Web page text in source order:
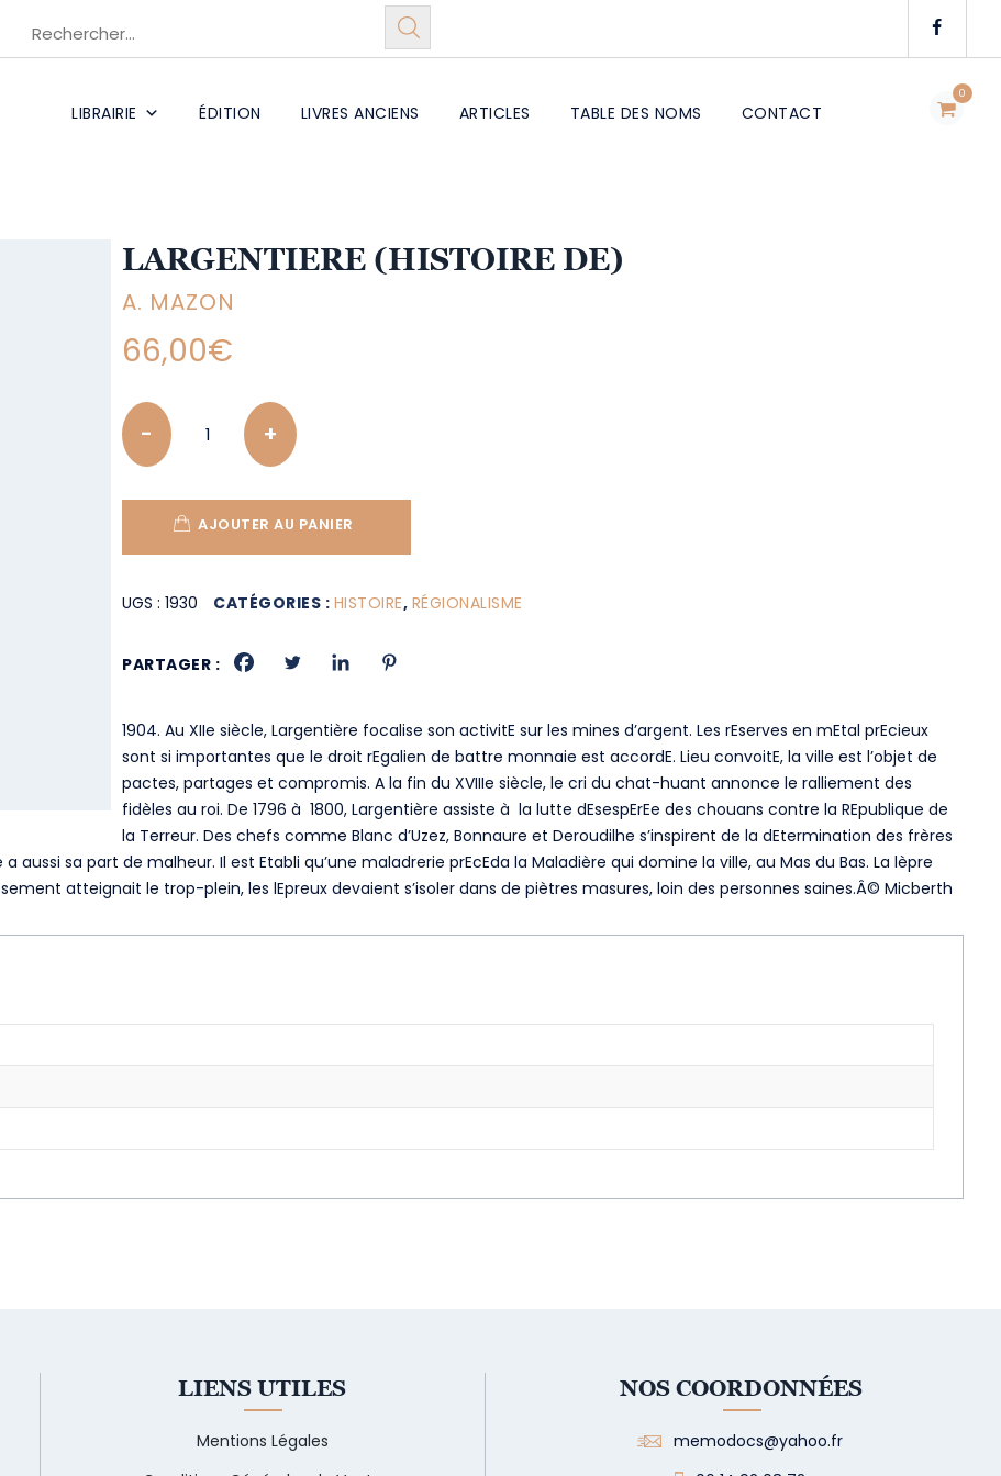
0
LIBRAIRIE ÉDITION LIVRES ANCIENS ARTICLES TABLE DES NOMS CONTACT
LARGENTIERE (HISTOIRE DE)
A. MAZON
66,00€
Quantity
AJOUTER AU PANIER
UGS :1930 CATÉGORIES : HISTOIRE, RÉGIONALISME
PARTAGER :
1904. Au XIIe siècle, Largentière focalise son activitE sur les mines d’argent. Les rEserves en mEtal prEcieux
sont si importantes que le droit rEgalien de battre monnaie est accordE. Lieu convoitE, la ville est l’objet de
pactes, partages et compromis. A la fin du XVIIIe siècle, le cri du chat-huant annonce le ralliement des
fidèles au roi. De 1796 à 1800, Largentière assiste à la lutte dEsespErEe des chouans contre la REpublique de
la Terreur. Des chefs comme Blanc d’Uzez, Bonnaure et Deroudilhe s’inspirent de la dEtermination des frères
sa part de malheur. Il est Etabli qu’une maladrerie prEcEda la Maladière qui domine la ville, au Mas du Bas. La lèpre
atteignait le trop-plein, les lEpreux devaient s’isoler dans de piètres masures, loin des personnes saines.Â© Micberth
LIENS UTILES
Mentions Légales
NOS COORDONNÉES
memodocs@yahoo.fr